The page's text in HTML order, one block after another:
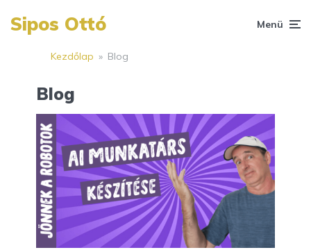
Sipos Ottó Menü
Kezdőlap » Blog
Blog